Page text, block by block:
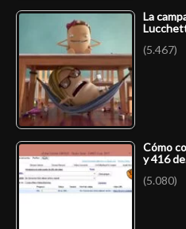
La
(5.467)
Cómo
y 416
(5.080)